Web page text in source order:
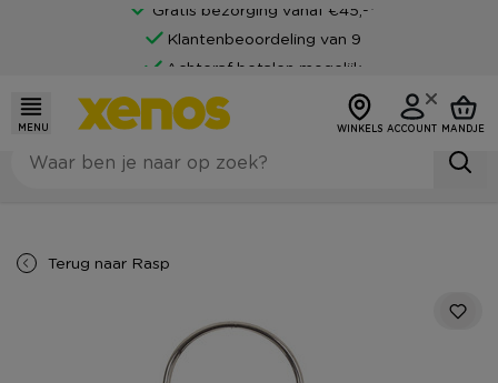
Gratis bezorging vanaf €45,-*
Klantenbeoordeling van 9
Achteraf betalen mogelijk
MENU WINKELS ACCOUNT MANDJE
Terug naar Rasp